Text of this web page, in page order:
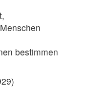
bestimmen